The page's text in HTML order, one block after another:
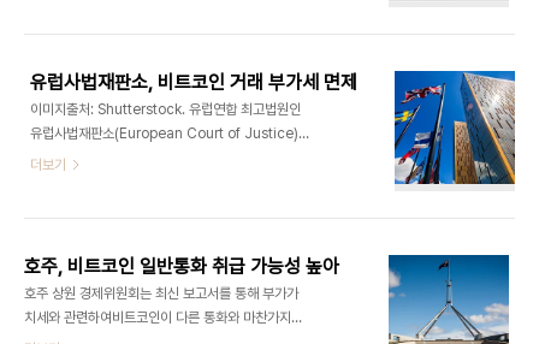
일본 내 비트코인 사용자들은 과세 문제를 가장 우려
그 사용을 통제하려고 계획하고 있다. 아직 비트코인
도입 초기이기 때문에 법률 당국은 그와 관련한 법률
을 만들기는커녕 비트코인이 무엇인지 이해하려고
애쓰고 있는 상황이다. 이런 불확실함 속에서 질문 하
나가 머리 속을 떠나지 않는다. 비트코인은 합법일
있다. 이 가이드로 비트코인과 복잡하게 얽혀 있는 법
란..
유럽사법재판소, 비트코인 거래 부가세 면제
이미지출처: Shutterstock. 유럽연합 최고법원인
유럽사법재판소(European Court of Justice)는
유럽 내 비트코인 거래가 부가세(VAT) 면제대상이
면 "현재 법정통화(legal tender)로 인정되는 통
화, 은행권, 주화와 연관된다는 조건이 충족된다면 비
트코인 거래에 대한 부가세는 면제된다."고 한다. 이
사안은 본래 스웨덴의 국세청(Tax Authority)과 소
더보기
호주, 비트코인 일반통화 취급 가능성 높아
호주 상원 경제위원회는 최신 보고서를 통해 부가가
치세와 관련하여비트코인이 다른 통화와 마찬가지로